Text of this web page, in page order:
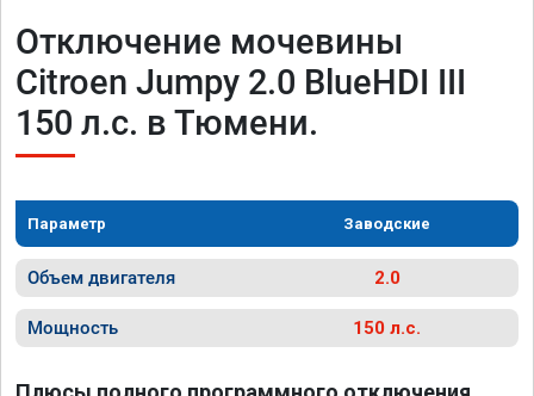
Отключение мочевины
Citroen Jumpy 2.0 BlueHDI III
150 л.с. в Тюмени.
Параметр Заводские
Объем двигателя 2.0
Мощность 150 л.с.